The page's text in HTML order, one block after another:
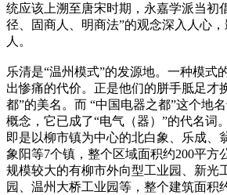
统应该上溯至唐宋时期，永嘉学派当初
径、固商人、明商法”的观念深入人心
人。
乐清是“温州模式”的发源地。一种模式
出惨痛的代价。正是他们的胼手胝足才
都”的美名。而 “中国电器之都”这个地
概念，它已成了“电气（器）”的代名词
即是以柳市镇为中心的北白象、乐成、
象阳等7个镇，整个区域面积约200平方
规模较大的有柳市外向型工业园、新光
园、温州大桥工业园等，整个建筑面积